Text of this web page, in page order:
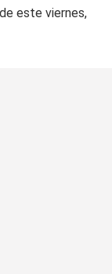
este viernes,